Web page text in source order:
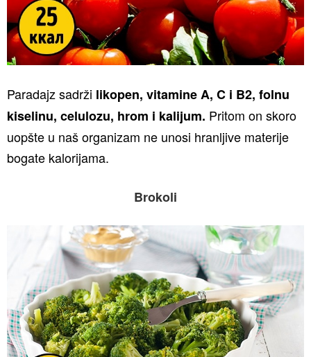
Paradajz sadrži likopen, vitamine A, C i B2, folnu
kiselinu, celulozu, hrom i kalijum. Pritom on skoro
uopšte u naš organizam ne unosi hranljive materije
bogate kalorijama.
Brokoli